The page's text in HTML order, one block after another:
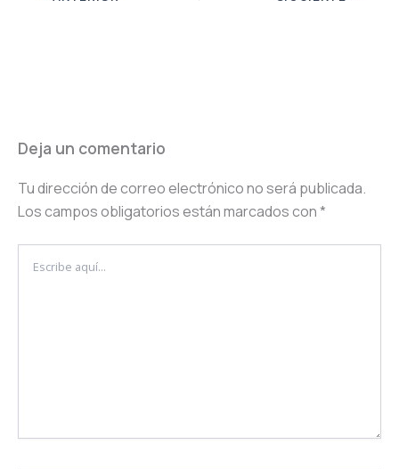
Deja un comentario
Tu dirección de correo electrónico no será publicada.
Los campos obligatorios están marcados con*
aquí...